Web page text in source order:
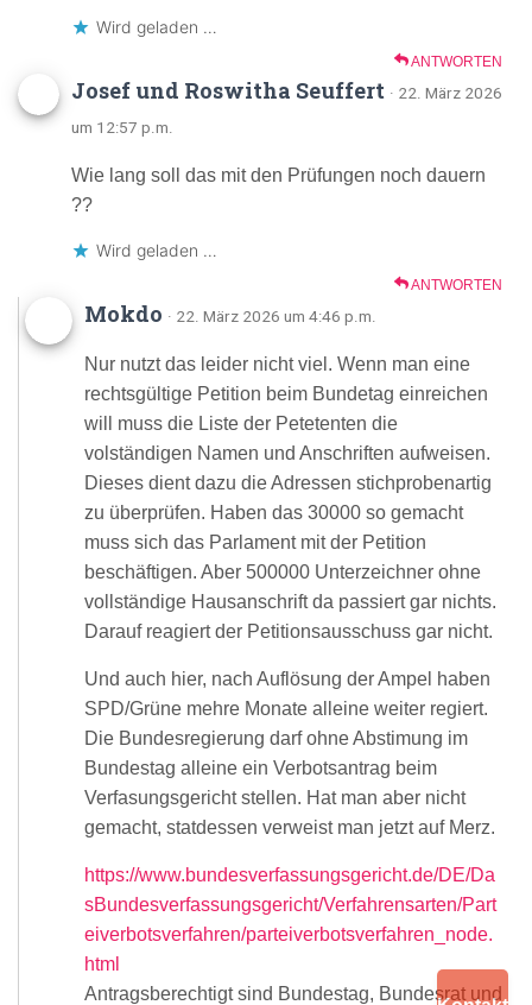
Wird geladen …
ANTWORTEN
Josef und Roswitha Seuffert · 22. März 2026
um 12:57 p.m.
Wie lang soll das mit den Prüfungen noch dauern
??
Wird geladen …
ANTWORTEN
Mokdo · 22. März 2026 um 4:46 p.m.
Nur nutzt das leider nicht viel. Wenn man eine
rechtsgültige Petition beim Bundetag einreichen
will muss die Liste der Petetenten die
volständigen Namen und Anschriften aufweisen.
Dieses dient dazu die Adressen stichprobenartig
zu überprüfen. Haben das 30000 so gemacht
muss sich das Parlament mit der Petition
beschäftigen. Aber 500000 Unterzeichner ohne
vollständige Hausanschrift da passiert gar nichts.
Darauf reagiert der Petitionsausschuss gar nicht.
Und auch hier, nach Auflösung der Ampel haben
SPD/Grüne mehre Monate alleine weiter regiert.
Die Bundesregierung darf ohne Abstimung im
Bundestag alleine ein Verbotsantrag beim
Verfasungsgericht stellen. Hat man aber nicht
gemacht, statdessen verweist man jetzt auf Merz.
https://www.bundesverfassungsgericht.de/DE/Da
sBundesverfassungsgericht/Verfahrensarten/Part
eiverbotsverfahren/parteiverbotsverfahren_node.
html
Antragsberechtigt sind Bundestag, Bundesrat und